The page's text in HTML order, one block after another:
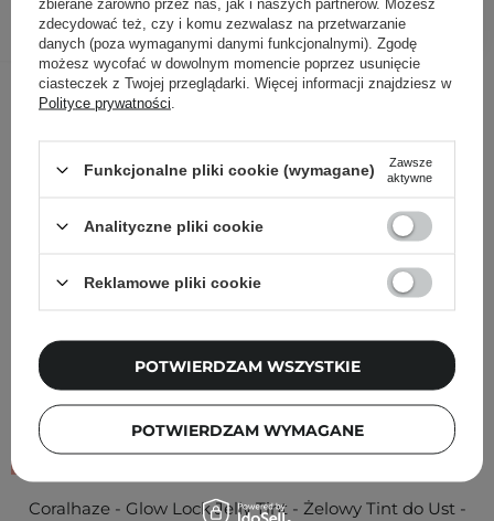
Inni klienci sprawdzali również
Coralhaze - Glow Lock Jelly Tint - Żelowy Tint do Ust -
zbierane zarówno przez nas, jak i naszych partnerów. Możesz
zdecydować też, czy i komu zezwalasz na przetwarzanie
danych (poza wymaganymi danymi funkcjonalnymi). Zgodę
możesz wycofać w dowolnym momencie poprzez usunięcie
ciasteczek z Twojej przeglądarki. Więcej informacji znajdziesz w
Polityce prywatności
Funkcjonalne pliki cookie (wymagane)
Zawsze
aktywne
Analityczne pliki cookie
Reklamowe pliki cookie
POTWIERDZAM WYMAGANE
POTWIERDZAM WSZYSTKIE